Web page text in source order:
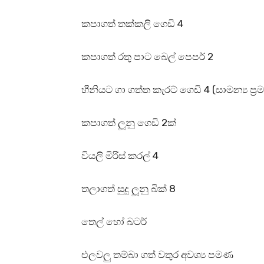
කපාගත් තක්කලි ගෙඩි 4
කපාගත් රතු පාට බෙල් පෙපර් 2
හීනියට ගා ගත්ත කැරට් ගෙඩි 4 (සාමන්‍ය
කපාගත් ලූනු ගෙඩි 2ක්
වියලි මිරිස් කරල් 4
තලාගත් සුදු ලූනු බික් 8
තෙල් හෝ බටර්
එලවලු තම්බා ගත් වතුර අවශ්‍ය පමණ